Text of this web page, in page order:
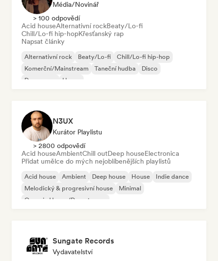
Média/novinář
> 100 odpovědí
Acid houseAlternativní rockBeaty/Lo-fi
Chill/Lo-fi hip-hopKřesťanský rap
Napsat články
Alternativní rock Beaty/Lo-fi
Chill/Lo-fi hip-hop
Komerční/Mainstream
Taneční hudba
Disco
Dream pop
House
N3UX
Kurátor Playlistu
> 2800 odpovědí
Acid houseAmbientChill outDeep houseElectronica
Přidat umělce do mých nejoblíbenějších playlistů
Acid house Ambient Deep house House
Indie dance
Melodický & progresivní house
Minimal
Organic House/Downtempo
Sungate Records
Vydavatelství